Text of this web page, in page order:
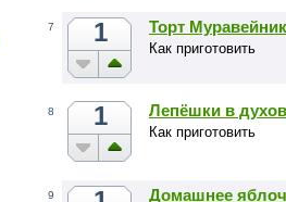
7 1 Торт
Как приготовить
8 1 Лепёшки в
Как приготовить
9 Домашнее